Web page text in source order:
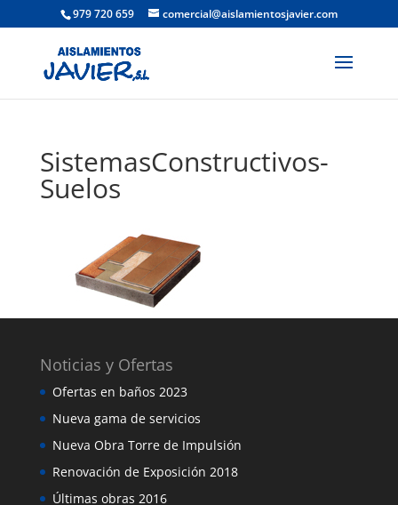
979 720 659 comercial@aislamientosjavier.com
SistemasConstructivos-
Suelos
Noticias y Ofertas
Ofertas en baños 2023
Nueva gama de servicios
Nueva Obra Torre de Impulsión
Renovación de Exposición 2018
Últimas obras 2016